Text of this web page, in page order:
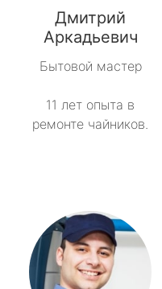
Дмитрий
Аркадьевич
Бытовой мастер
11 лет опыта в
ремонте чайников.